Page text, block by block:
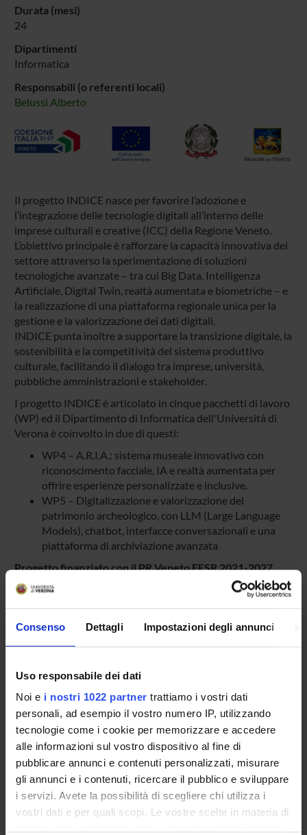
Consenso Dettagli Impostazioni degli annunci
Uso responsabile dei dati
Noi e i nostri 1022 partner trattiamo i vostri dati
personali, ad esempio il vostro numero IP, utilizzando
tecnologie come i cookie per memorizzare e accedere
alle informazioni sul vostro dispositivo al fine di
pubblicare annunci e contenuti personalizzati, misurare
gli annunci e i contenuti, ricercare il pubblico e sviluppare
i servizi. Avete la possibilità di scegliere chi utilizza i
vostri dati e per quali scopi. Le vostre scelte in materia di
Durata (mesi)
24
Dipartimenti
Informatica
Responsabili (o referenti locali)
Belussi Alberto
Il progetto INDICE nasce per favorire l’adozione e
l’integrazione delle tecnologie digitali all’interno delle
imprese culturali e creative (ICC) della Regione Veneto.
L’obiettivo principale è rafforzare la capacità innovativa del
settore attraverso la sperimentazione di soluzioni
tecnologiche avanzate – tra cui Big Data, Intelligenza
Artificiale, Digital Twin, realtà aumentata e biometriche – e
la realizzazione di una piattaforma regionale unica per la
gestione e la valorizzazione dei dati digitali.
INDICE punta inoltre a supportare la transizione digitale, la
sostenibilità e la competitività del sistema produttivo
culturale, facilitando il dialogo tra imprese, università,
pubbliche amministrazioni e stakeholder.
I progetto INDICE è articolato in cinque pacchetti di lavoro
(WP) ed il Dipartimento di Informatica dell'Università di
Verona è coinvolto in due di questi:
WP4 – A.R.I.A.: sistema museale innovativo con
riconoscimento facciale, IA e realtà aumentata per
offrire esperienze personalizzate e inclusive.
WP5 – Digitalizzazione e valorizzazione del
patrimonio archeologico, con LLM (Large Language
Models), chatbot, interfacce conversazionali e una
piattaforma di archiviazione avanzata
Progetto finanziato con il PR Veneto FESR 2021-2027.
Regione del Veneto
PARTECIPANTI AL PROGETTO
Alberto Belussi
Professore associato
Umberto Castellani
Professore ordinario